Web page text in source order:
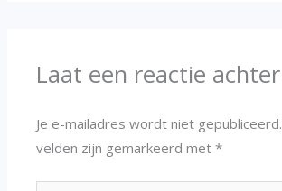
Laat een reactie achter
Je e-mailadres wordt niet gepubliceerd.
velden zijn gemarkeerd met*